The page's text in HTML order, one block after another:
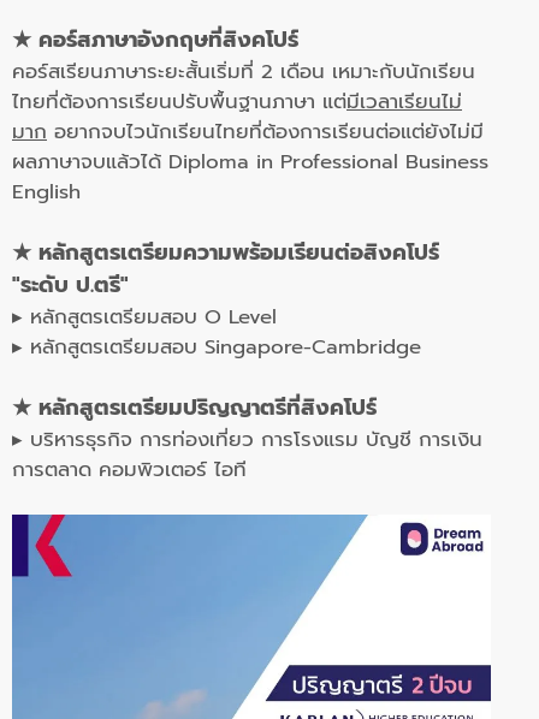
★ คอร์สภาษาอังกฤษที่สิงคโปร์
คอร์สเรียนภาษาระยะสั้นเริ่มที่ 2 เดือน เหมาะกับนักเรียน
ไทยที่ต้องการเรียนปรับพื้นฐานภาษา แต่มีเวลาเรียนไม่
มาก อยากจบไวนักเรียนไทยที่ต้องการเรียนต่อแต่ยังไม่มี
ผลภาษาจบแล้วได้ Diploma in Professional Business
English
★ หลักสูตรเตรียมความพร้อมเรียนต่อสิงคโปร์
"ระดับ ป.ตรี"
▸ หลักสูตรเตรียมสอบ O Level
▸ หลักสูตรเตรียมสอบ Singapore-Cambridge
★ หลักสูตรเตรียมปริญญาตรีที่สิงคโปร์
▸ บริหารธุรกิจ การท่องเที่ยว การโรงแรม บัญชี การเงิน
การตลาด คอมพิวเตอร์ ไอที